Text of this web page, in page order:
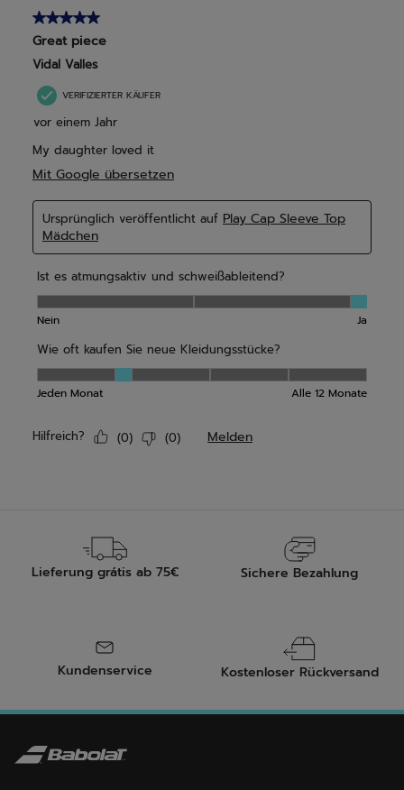
Lieferung grátis ab 75€ Sichere Bezahlung
Kundenservice Kostenloser Rückversand